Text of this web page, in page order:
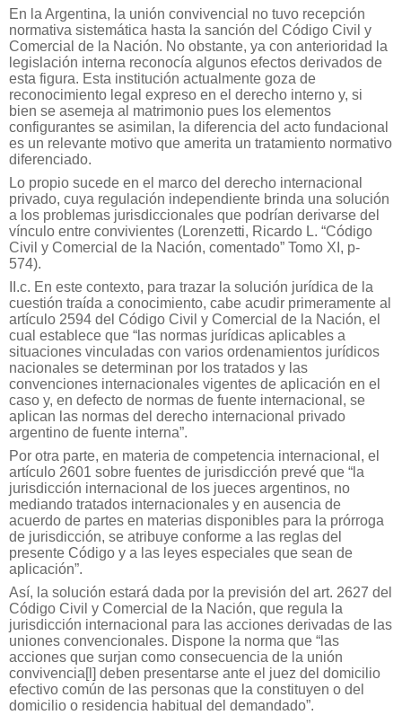
En la Argentina, la unión convivencial no tuvo recepción
normativa sistemática hasta la sanción del Código Civil y
Comercial de la Nación. No obstante, ya con anterioridad la
legislación interna reconocía algunos efectos derivados de
esta figura. Esta institución actualmente goza de
reconocimiento legal expreso en el derecho interno y, si
bien se asemeja al matrimonio pues los elementos
configurantes se asimilan, la diferencia del acto fundacional
es un relevante motivo que amerita un tratamiento normativo
diferenciado.
Lo propio sucede en el marco del derecho internacional
privado, cuya regulación independiente brinda una solución
a los problemas jurisdiccionales que podrían derivarse del
vínculo entre convivientes (Lorenzetti, Ricardo L. “Código
Civil y Comercial de la Nación, comentado” Tomo XI, p-
574).
II.c. En este contexto, para trazar la solución jurídica de la
cuestión traída a conocimiento, cabe acudir primeramente al
artículo 2594 del Código Civil y Comercial de la Nación, el
cual establece que “las normas jurídicas aplicables a
situaciones vinculadas con varios ordenamientos jurídicos
nacionales se determinan por los tratados y las
convenciones internacionales vigentes de aplicación en el
caso y, en defecto de normas de fuente internacional, se
aplican las normas del derecho internacional privado
argentino de fuente interna”.
Por otra parte, en materia de competencia internacional, el
artículo 2601 sobre fuentes de jurisdicción prevé que “la
jurisdicción internacional de los jueces argentinos, no
mediando tratados internacionales y en ausencia de
acuerdo de partes en materias disponibles para la prórroga
de jurisdicción, se atribuye conforme a las reglas del
presente Código y a las leyes especiales que sean de
aplicación”.
Así, la solución estará dada por la previsión del art. 2627 del
Código Civil y Comercial de la Nación, que regula la
jurisdicción internacional para las acciones derivadas de las
uniones convencionales. Dispone la norma que “las
acciones que surjan como consecuencia de la unión
convivencia[l] deben presentarse ante el juez del domicilio
efectivo común de las personas que la constituyen o del
domicilio o residencia habitual del demandado”.